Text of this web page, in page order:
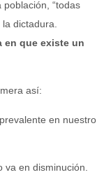
“todas
dictadura.
en que existe un
así:
en nuestro
en disminución.